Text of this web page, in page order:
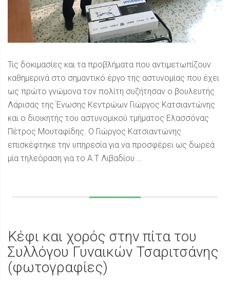
Τις δοκιμασίες και τα προβλήματα που αντιμετωπίζουν
καθημερινά στο σημαντικό έργο της αστυνομίας που έχει
ως πρώτο γνώμονα τον πολίτη συζήτησαν ο βουλευτής
Λάρισας της Ένωσης Κεντρώων Γιώργος Κατσιαντώνης
και ο διοικητής του αστυνομικού τμήματος Ελασσόνας
Πέτρος Μουταφίδης. Ο Γιώργος Κατσιαντώνης
επισκέφτηκε την υπηρεσία για να προσφέρει ως δωρεά
μία τηλεόραση για το Α.Τ Λιβαδίου ...
Κέφι και χορός στην πίτα του
Συλλόγου Γυναικών Τσαριτσάνης
(φωτογραφίες)